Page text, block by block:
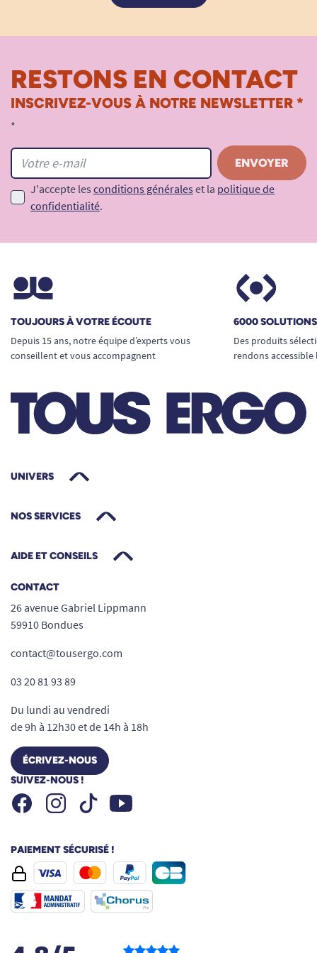
RESTONS EN CONTACT
INSCRIVEZ-VOUS À NOTRE NEWSLETTER *
*
J'accepte les conditions générales et la politique de
confidentialité.
TOUJOURS À VOTRE ÉCOUTE
Depuis 15 ans, notre équipe d’experts vous
conseillent et vous accompagnent
6000
Des produits
rendons
UNIVERS
NOS SERVICES
AIDE ET CONSEILS
CONTACT
26 avenue Gabriel Lippmann
59910 Bondues
contact@tousergo.com
03 20 81 93 89
Du lundi au vendredi
de 9h à 12h30 et de 14h à 18h
ÉCRIVEZ-NOUS
SUIVEZ-NOUS !
FacebookInstagramTiktok Youtube
PAIEMENT SÉCURISÉ !